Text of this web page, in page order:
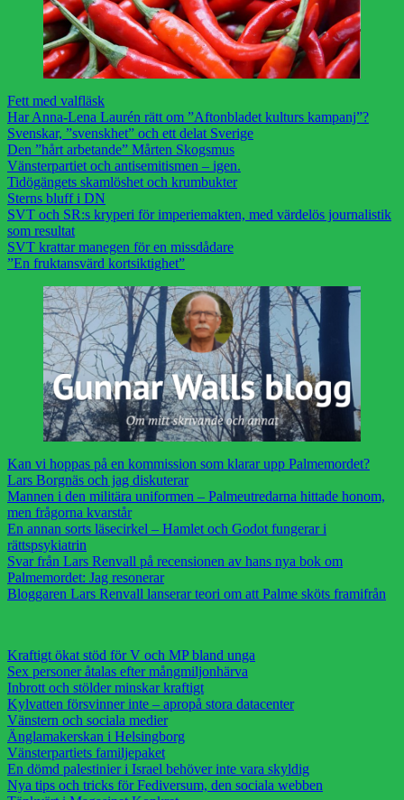
Fett med valfläsk
Har Anna-Lena Laurén rätt om ”Aftonbladet kulturs kampanj”?
Svenskar, ”svenskhet” och ett delat Sverige
Den ”hårt arbetande” Mårten Skogsmus
Vänsterpartiet och antisemitismen – igen.
Tidögängets skamlöshet och krumbukter
Sterns bluff i DN
SVT och SR:s kryperi för imperiemakten, med värdelös journalistik
som resultat
SVT krattar manegen för en missdådare
”En fruktansvärd kortsiktighet”
Kan vi hoppas på en kommission som klarar upp Palmemordet?
Lars Borgnäs och jag diskuterar
Mannen i den militära uniformen – Palmeutredarna hittade honom,
men frågorna kvarstår
En annan sorts läsecirkel – Hamlet och Godot fungerar i
rättspsykiatrin
Svar från Lars Renvall på recensionen av hans nya bok om
Palmemordet: Jag resonerar
Bloggaren Lars Renvall lanserar teori om att Palme sköts framifrån
Kraftigt ökat stöd för V och MP bland unga
Sex personer åtalas efter mångmiljonhärva
Inbrott och stölder minskar kraftigt
Kylvatten försvinner inte – apropå stora datacenter
Vänstern och sociala medier
Änglamakerskan i Helsingborg
Vänsterpartiets familjepaket
En dömd palestinier i Israel behöver inte vara skyldig
Nya tips och tricks för Fediversum, den sociala webben